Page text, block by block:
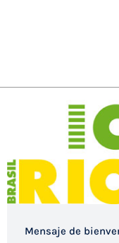
Mensaje de